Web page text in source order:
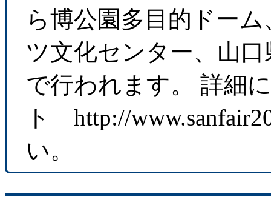
ら博公園多目的ドー
ツ文化センター、山
で行われます。 詳細
ト http://
い。